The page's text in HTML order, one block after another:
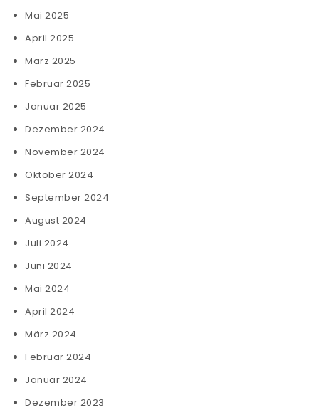
Mai 2025
April 2025
März 2025
Februar 2025
Januar 2025
Dezember 2024
November 2024
Oktober 2024
September 2024
August 2024
Juli 2024
Juni 2024
Mai 2024
April 2024
März 2024
Februar 2024
Januar 2024
Dezember 2023